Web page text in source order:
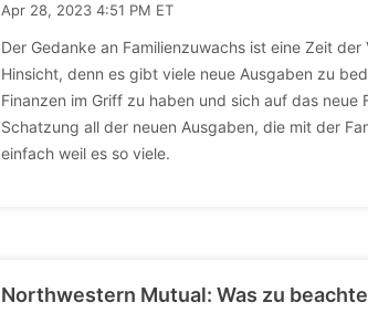
Apr 28, 2023 4:51 PM ET
Der Gedanke an Familienzuwachs ist eine Zeit
Hinsicht, denn es gibt viele neue Ausgaben zu
Finanzen im Griff zu haben und sich auf das
Schatzung all der neuen Ausgaben, die mit der
einfach weil es so viele.
Northwestern Mutual: Was zu